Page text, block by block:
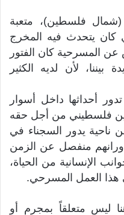
(شمال فلسطين)، متعبة
يتحدث فيه المخرج
المسرحية كان الفتور
بيننا، لأن لديه الكثير
أحداثها داخل أسوار
فلسطيني من أجل حقه
يدور السجناء في
منفصل عن الزمن
الإنسانية من الحياة،
هذا العمل المسرحي.
ليس متعلقاً بمجرم أو